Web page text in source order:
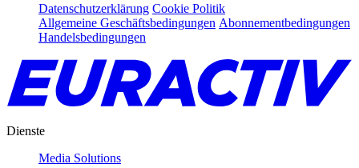
Datenschutzerklärung Cookie Politik
Allgemeine Geschäftsbedingungen Abonnementbedingungen
Handelsbedingungen
Dienste
Media Solutions